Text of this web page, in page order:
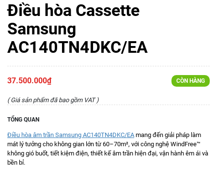
Điều hòa Cassette
Samsung
AC140TN4DKC/EA
37.500.000₫ CÒN HÀNG
( Giá sản phẩm đã bao gồm VAT )
TỔNG QUAN
Điều hòa âm trần Samsung AC140TN4DKC/EAmang đến giải pháp làm
mát lý tưởng cho không gian lớn từ 60–70m², với công nghệ WindFree™
không gió buốt, tiết kiệm điện, thiết kế âm trần hiện đại, vận hành êm ái và
bền bỉ.